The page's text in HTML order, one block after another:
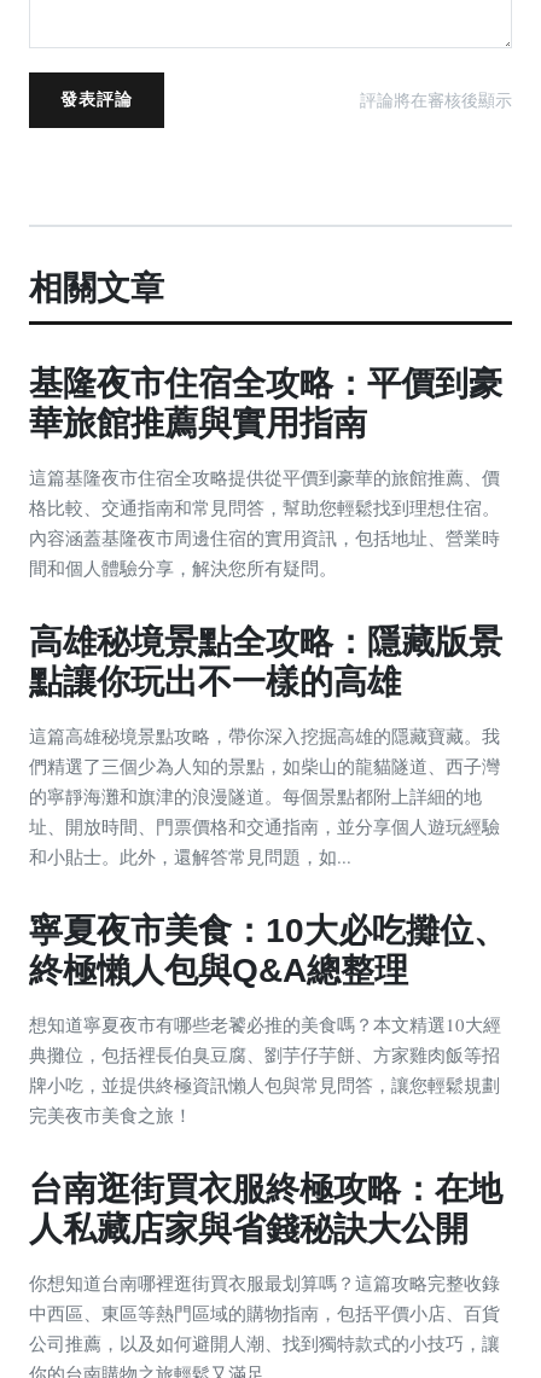
發表評論 評論將在審核後顯示
相關文章
基隆夜市住宿全攻略：平價到豪
華旅館推薦與實用指南
這篇基隆夜市住宿全攻略提供從平價到豪華的旅館推薦、價
格比較、交通指南和常見問答，幫助您輕鬆找到理想住宿。
內容涵蓋基隆夜市周邊住宿的實用資訊，包括地址、營業時
間和個人體驗分享，解決您所有疑問。
高雄秘境景點全攻略：隱藏版景
點讓你玩出不一樣的高雄
這篇高雄秘境景點攻略，帶你深入挖掘高雄的隱藏寶藏。我
們精選了三個少為人知的景點，如柴山的龍貓隧道、西子灣
的寧靜海灘和旗津的浪漫隧道。每個景點都附上詳細的地
址、開放時間、門票價格和交通指南，並分享個人遊玩經驗
和小貼士。此外，還解答常見問題，如...
寧夏夜市美食：10大必吃攤位、
終極懶人包與Q&A總整理
想知道寧夏夜市有哪些老饕必推的美食嗎？本文精選10大經
典攤位，包括裡長伯臭豆腐、劉芋仔芋餅、方家雞肉飯等招
牌小吃，並提供終極資訊懶人包與常見問答，讓您輕鬆規劃
完美夜市美食之旅！
台南逛街買衣服終極攻略：在地
人私藏店家與省錢秘訣大公開
你想知道台南哪裡逛街買衣服最划算嗎？這篇攻略完整收錄
中西區、東區等熱門區域的購物指南，包括平價小店、百貨
公司推薦，以及如何避開人潮、找到獨特款式的小技巧，讓
你的台南購物之旅輕鬆又滿足。